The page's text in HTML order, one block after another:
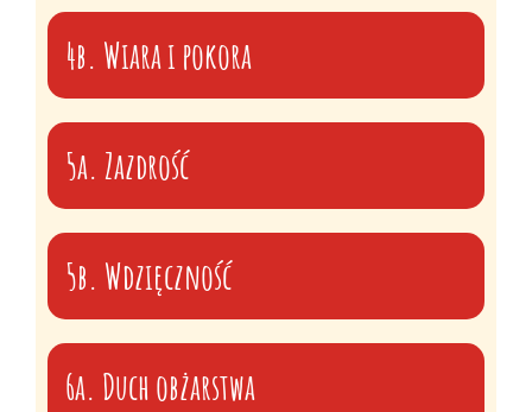
4b. Wiara i pokora
5a. Zazdrość
5b. Wdzięczność
6a. Duch obżarstwa